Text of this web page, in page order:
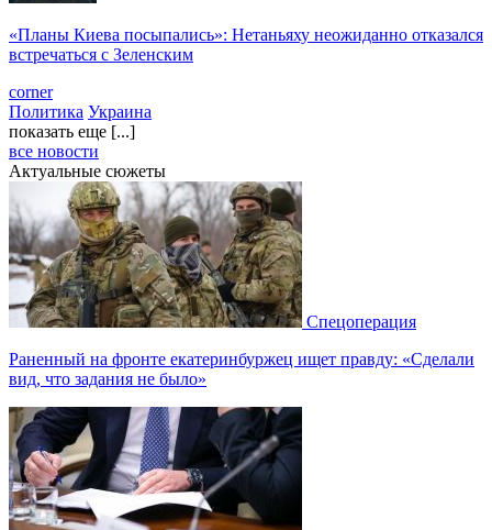
«Планы Киева посыпались»: Нетаньяху неожиданно отказался
встречаться с Зеленским
corner
Политика Украина
показать еще [...]
все новости
Актуальные сюжеты
Спецоперация
Раненный на фронте екатеринбуржец ищет правду: «Сделали
вид, что задания не было»